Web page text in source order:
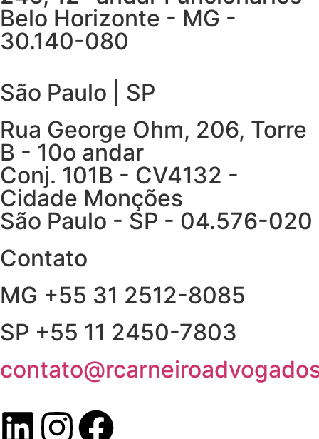
Belo Horizonte - MG -
30.140-080
São Paulo | SP
Rua George Ohm, 206, Torre
B - 10o andar
Conj. 101B - CV4132 -
Cidade Monções
São Paulo - SP - 04.576-020
Contato
MG +55 31 2512-8085
SP +55 11 2450-7803